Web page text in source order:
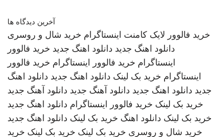
آخرین دیدگاه ها
خرید فالوور لایک کامنت اینستاگرام خرید شال و روسری
دانلود اهنگ جدید دانلود اهنگ جدید خرید فالوور
اینستاگرام خرید فالوور اینستاگرام خرید فالوور
اینستاگرام خرید بک لینک دانلود اهنگ جدید دانلود اهنگ
جدید دانلود اهنگ جدید دانلود آهنگ جدید دانلود آهنگ جدید
خرید بک لینک خرید فالوور اینستاگرام دانلود اهنگ جدید
خرید بک لینک دانلود اهنگ خرید بک لینک دانلود اهنگ جدید
خرید شال و روسری خرید بک لینک خرید بک لینک خرید